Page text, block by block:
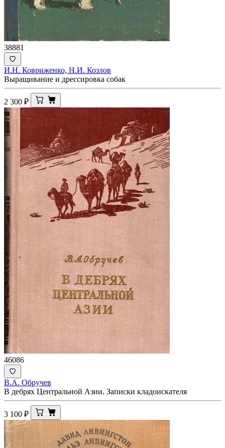
38881
И.Н. Ковриженко, Н.И. Козлов
Выращивание и дрессировка собак
2 300 ₽
46086
В.А. Обручев
В дебрях Центральной Азии. Записки кладоискателя
3 100 ₽